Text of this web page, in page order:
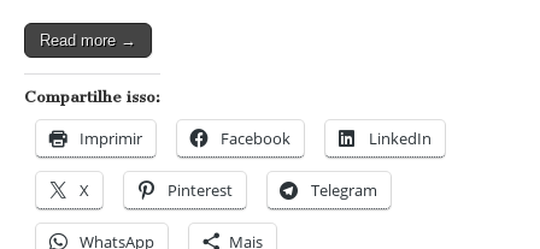
Read more →
Compartilhe isso:
Imprimir Facebook LinkedIn
X Pinterest Telegram
WhatsApp Mais